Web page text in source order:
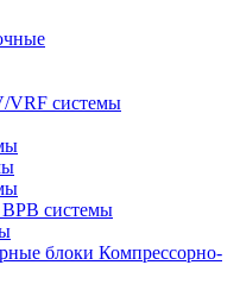
VRF системы
ВРВ системы
Компрессорно-